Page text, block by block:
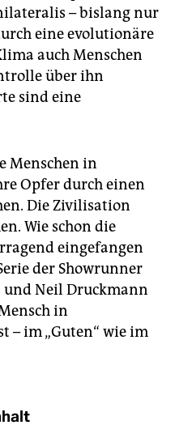
– bislang nur
eine evolutionäre
auch Menschen
über ihn
sind eine
Menschen in
Opfer durch einen
Die Zivilisation
Wie schon die
eingefangen
der Showrunner
und Neil Druckmann
in
– im „Guten“ wie im